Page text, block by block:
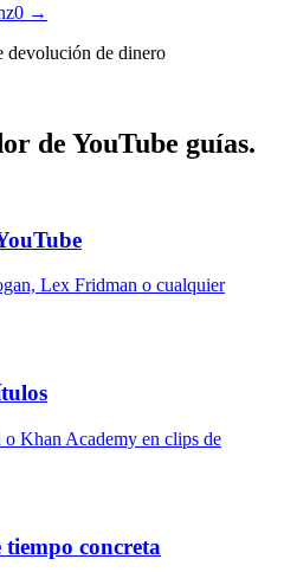
→
devolución de dinero
de YouTube guías.
Lex Fridman o cualquier
Khan Academy en clips de
concreta